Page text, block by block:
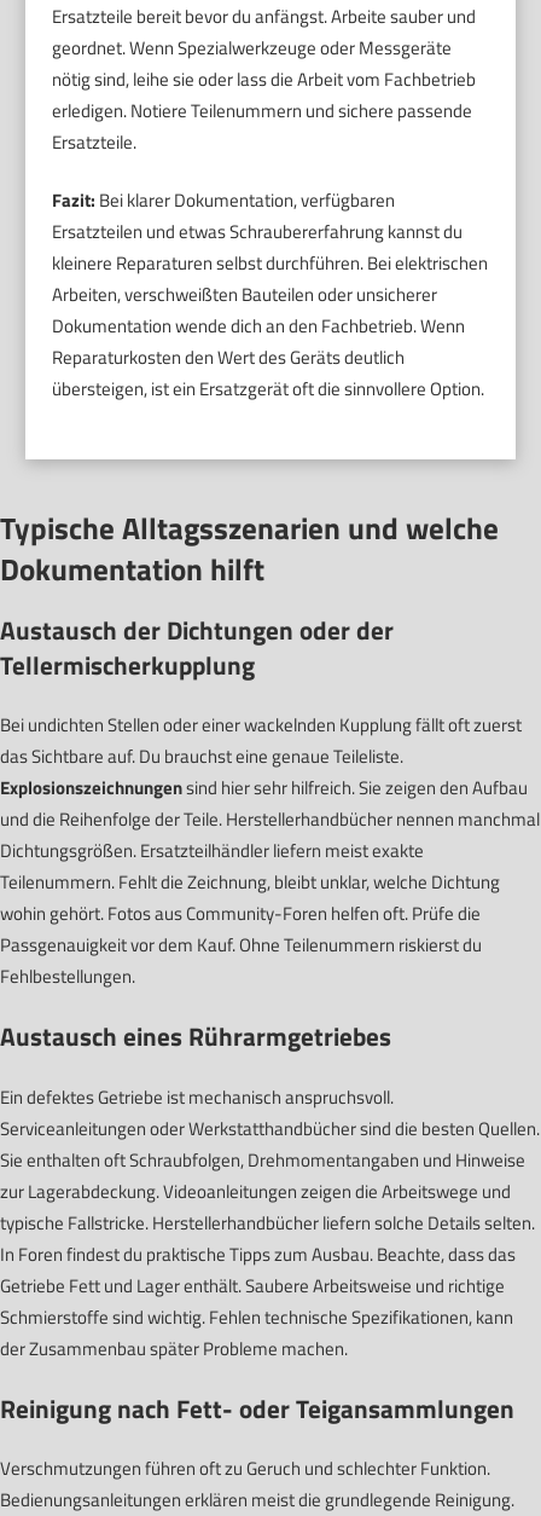
Ersatzteile bereit bevor du anfängst. Arbeite sauber und
geordnet. Wenn Spezialwerkzeuge oder Messgeräte
nötig sind, leihe sie oder lass die Arbeit vom Fachbetrieb
erledigen. Notiere Teilenummern und sichere passende
Ersatzteile.
Fazit: Bei klarer Dokumentation, verfügbaren
Ersatzteilen und etwas Schraubererfahrung kannst du
kleinere Reparaturen selbst durchführen. Bei elektrischen
Arbeiten, verschweißten Bauteilen oder unsicherer
Dokumentation wende dich an den Fachbetrieb. Wenn
Reparaturkosten den Wert des Geräts deutlich
übersteigen, ist ein Ersatzgerät oft die sinnvollere Option.
Typische Alltagsszenarien und welche
Dokumentation hilft
Austausch der Dichtungen oder der
Tellermischerkupplung
Bei undichten Stellen oder einer wackelnden Kupplung fällt oft zuerst
das Sichtbare auf. Du brauchst eine genaue Teileliste.
Explosionszeichnungensind hier sehr hilfreich. Sie zeigen den Aufbau
und die Reihenfolge der Teile. Herstellerhandbücher nennen manchmal
Dichtungsgrößen. Ersatzteilhändler liefern meist exakte
Teilenummern. Fehlt die Zeichnung, bleibt unklar, welche Dichtung
wohin gehört. Fotos aus Community-Foren helfen oft. Prüfe die
Passgenauigkeit vor dem Kauf. Ohne Teilenummern riskierst du
Fehlbestellungen.
Austausch eines Rührarmgetriebes
Ein defektes Getriebe ist mechanisch anspruchsvoll.
Serviceanleitungen oder Werkstatthandbücher sind die besten Quellen.
Sie enthalten oft Schraubfolgen, Drehmomentangaben und Hinweise
zur Lagerabdeckung. Videoanleitungen zeigen die Arbeitswege und
typische Fallstricke. Herstellerhandbücher liefern solche Details selten.
In Foren findest du praktische Tipps zum Ausbau. Beachte, dass das
Getriebe Fett und Lager enthält. Saubere Arbeitsweise und richtige
Schmierstoffe sind wichtig. Fehlen technische Spezifikationen, kann
der Zusammenbau später Probleme machen.
Reinigung nach Fett- oder Teigansammlungen
Verschmutzungen führen oft zu Geruch und schlechter Funktion.
Bedienungsanleitungen erklären meist die grundlegende Reinigung.